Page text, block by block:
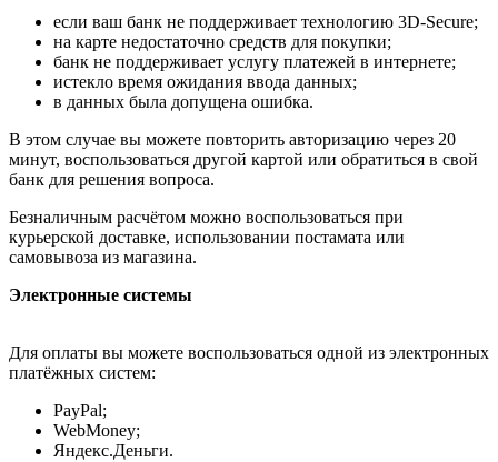
если ваш банк не поддерживает технологию 3D-Secure;
на карте недостаточно средств для покупки;
банк не поддерживает услугу платежей в интернете;
истекло время ожидания ввода данных;
в данных была допущена ошибка.
В этом случае вы можете повторить авторизацию через 20
минут, воспользоваться другой картой или обратиться в свой
банк для решения вопроса.
Безналичным расчётом можно воспользоваться при
курьерской доставке, использовании постамата или
самовывоза из магазина.
Электронные системы
Для оплаты вы можете воспользоваться одной из электронных
платёжных систем:
PayPal;
WebMoney;
Яндекс.Деньги.